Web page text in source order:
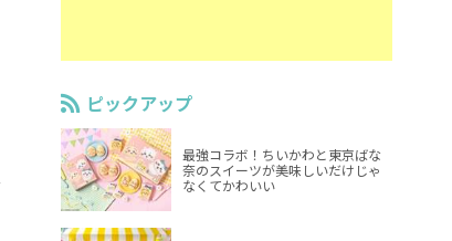
ピックアップ
最強コラボ！ちいかわと東京ばな
奈のスイーツが美味しいだけじゃ
なくてかわいい